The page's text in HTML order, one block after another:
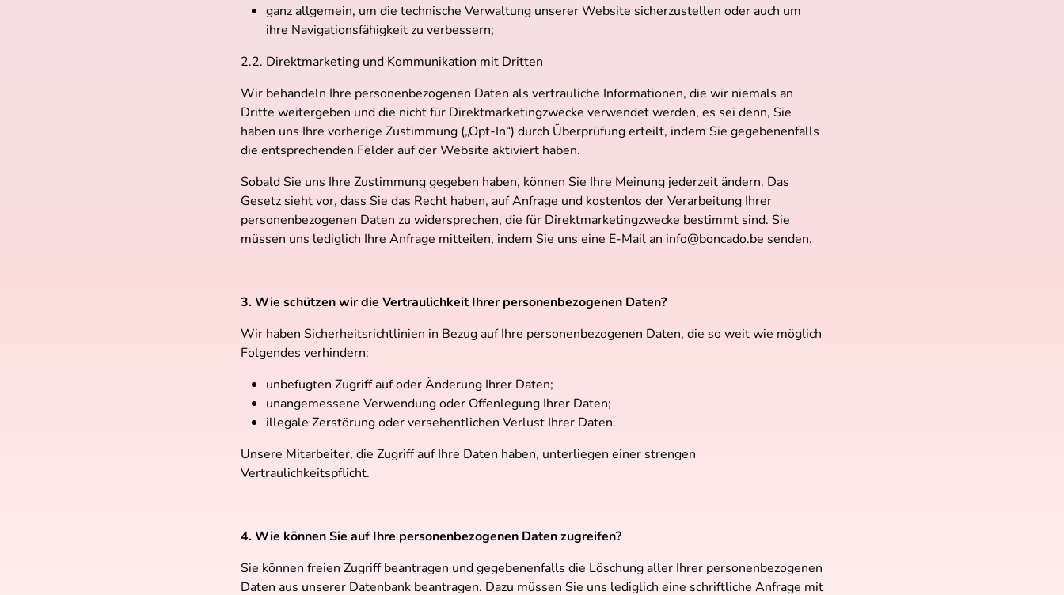
ganz allgemein, um die technische Verwaltung unserer Website sicherzustellen oder auch um
ihre Navigationsfähigkeit zu verbessern;
2.2. Direktmarketing und Kommunikation mit Dritten
Wir behandeln Ihre personenbezogenen Daten als vertrauliche Informationen, die wir niemals an
Dritte weitergeben und die nicht für Direktmarketingzwecke verwendet werden, es sei denn, Sie
haben uns Ihre vorherige Zustimmung („Opt-In“) durch Überprüfung erteilt, indem Sie gegebenenfalls
die entsprechenden Felder auf der Website aktiviert haben.
Sobald Sie uns Ihre Zustimmung gegeben haben, können Sie Ihre Meinung jederzeit ändern. Das
Gesetz sieht vor, dass Sie das Recht haben, auf Anfrage und kostenlos der Verarbeitung Ihrer
personenbezogenen Daten zu widersprechen, die für Direktmarketingzwecke bestimmt sind. Sie
müssen uns lediglich Ihre Anfrage mitteilen, indem Sie uns eine E-Mail an info@boncado.be senden.
3. Wie schützen wir die Vertraulichkeit Ihrer personenbezogenen Daten?
Wir haben Sicherheitsrichtlinien in Bezug auf Ihre personenbezogenen Daten, die so weit wie möglich
Folgendes verhindern:
unbefugten Zugriff auf oder Änderung Ihrer Daten;
unangemessene Verwendung oder Offenlegung Ihrer Daten;
illegale Zerstörung oder versehentlichen Verlust Ihrer Daten.
Unsere Mitarbeiter, die Zugriff auf Ihre Daten haben, unterliegen einer strengen
Vertraulichkeitspflicht.
4. Wie können Sie auf Ihre personenbezogenen Daten zugreifen?
Sie können freien Zugriff beantragen und gegebenenfalls die Löschung aller Ihrer personenbezogenen
Daten aus unserer Datenbank beantragen. Dazu müssen Sie uns lediglich eine schriftliche Anfrage mit